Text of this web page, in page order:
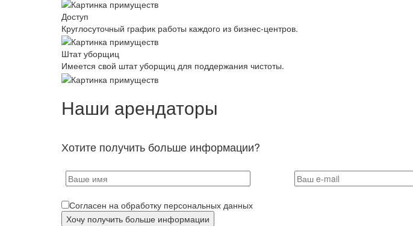
Доступ
Круглосуточный график работы каждого из бизнес-центров.
Штат уборщиц
Имеется свой штат уборщиц для поддержания чистоты.
Наши арендаторы
Хотите получить больше информации?
Согласен на обработку персональных данных